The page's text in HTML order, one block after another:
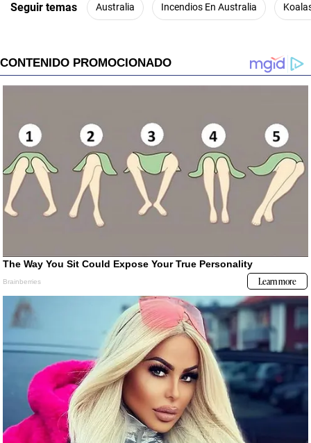
Seguir temas Australia Incendios En Australia